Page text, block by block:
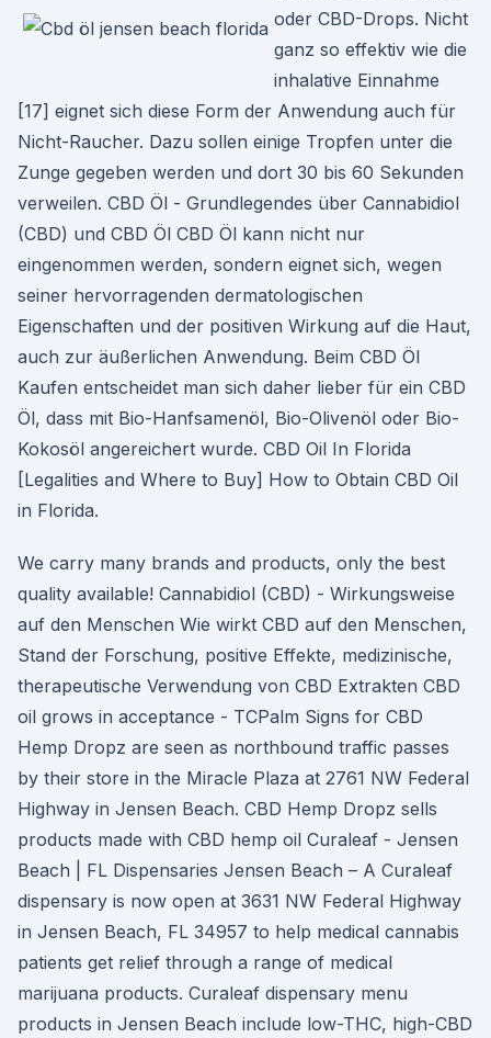
oder CBD-Drops. Nicht
ganz so effektiv wie die
inhalative Einnahme
[17] eignet sich diese Form der Anwendung auch für
Nicht-Raucher. Dazu sollen einige Tropfen unter die
Zunge gegeben werden und dort 30 bis 60 Sekunden
verweilen. CBD Öl - Grundlegendes über Cannabidiol
(CBD) und CBD Öl CBD Öl kann nicht nur
eingenommen werden, sondern eignet sich, wegen
seiner hervorragenden dermatologischen
Eigenschaften und der positiven Wirkung auf die Haut,
auch zur äußerlichen Anwendung. Beim CBD Öl
Kaufen entscheidet man sich daher lieber für ein CBD
Öl, dass mit Bio-Hanfsamenöl, Bio-Olivenöl oder Bio-
Kokosöl angereichert wurde. CBD Oil In Florida
[Legalities and Where to Buy] How to Obtain CBD Oil
in Florida.
We carry many brands and products, only the best
quality available! Cannabidiol (CBD) - Wirkungsweise
auf den Menschen Wie wirkt CBD auf den Menschen,
Stand der Forschung, positive Effekte, medizinische,
therapeutische Verwendung von CBD Extrakten CBD
oil grows in acceptance - TCPalm Signs for CBD
Hemp Dropz are seen as northbound traffic passes
by their store in the Miracle Plaza at 2761 NW Federal
Highway in Jensen Beach. CBD Hemp Dropz sells
products made with CBD hemp oil Curaleaf - Jensen
Beach | FL Dispensaries Jensen Beach – A Curaleaf
dispensary is now open at 3631 NW Federal Highway
in Jensen Beach, FL 34957 to help medical cannabis
patients get relief through a range of medical
marijuana products. Curaleaf dispensary menu
products in Jensen Beach include low-THC, high-CBD